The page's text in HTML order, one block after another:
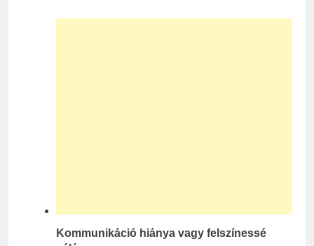
Kommunikáció hiánya vagy felszínessé